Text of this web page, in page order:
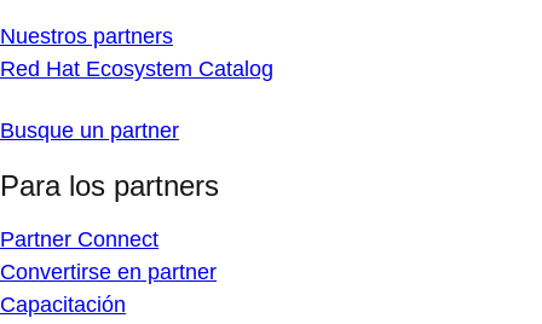
Nuestros partners
Red Hat Ecosystem Catalog
Busque un partner
Para los partners
Partner Connect
Convertirse en partner
Capacitación